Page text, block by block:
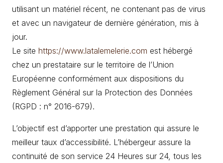
utilisant un matériel récent, ne contenant pas de virus
et avec un navigateur de dernière génération, mis à
jour.
Le site https://www.latalemelerie.com est hébergé
chez un prestataire sur le territoire de l’Union
Européenne conformément aux dispositions du
Règlement Général sur la Protection des Données
(RGPD : n° 2016-679).
L’objectif est d’apporter une prestation qui assure le
meilleur taux d’accessibilité. L’hébergeur assure la
continuité de son service 24 Heures sur 24, tous les